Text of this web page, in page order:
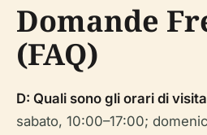
Domande
(FAQ)
D: Quali sono gli orari di
sabato, 10:00–17:00;